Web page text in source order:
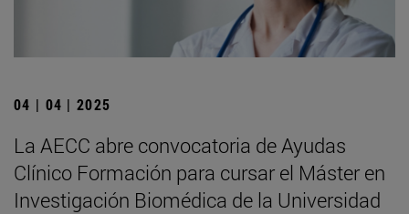
04 | 04 | 2025
La AECC abre convocatoria de Ayudas
Clínico Formación para cursar el Máster en
Investigación Biomédica de la Universidad